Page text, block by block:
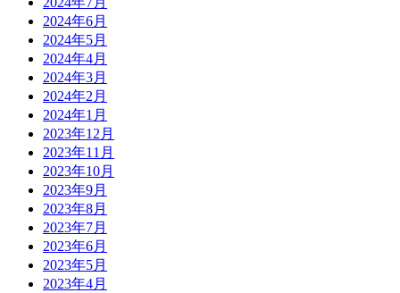
2024年6月
2024年5月
2024年4月
2024年3月
2024年2月
2024年1月
2023年12月
2023年11月
2023年10月
2023年9月
2023年8月
2023年7月
2023年6月
2023年5月
2023年4月